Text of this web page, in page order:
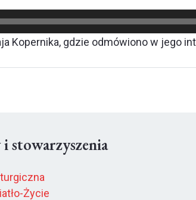
Kopernika, gdzie odmówiono w jego
stowarzyszenia
Życie